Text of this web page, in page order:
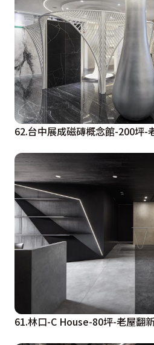
62.台中展成磁磚概念館-200坪-
61.林口-C House-80坪-老屋翻